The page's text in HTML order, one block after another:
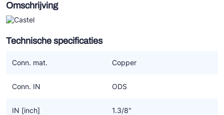
Johnson Controls
Doucette Industries
Ziehl-Abegg
ESK Schultze
Omschrijving
Technische specificaties
Conn. mat. Copper
Conn. IN ODS
IN [inch] 1.3/8"